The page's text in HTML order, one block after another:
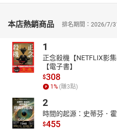
本店熱銷商品 排名期間：2026/7/
1
正念殺機【NETFLIX影
【電子書】
$308
1 % (賺3點)
2
時間的起源：史蒂芬．
$455